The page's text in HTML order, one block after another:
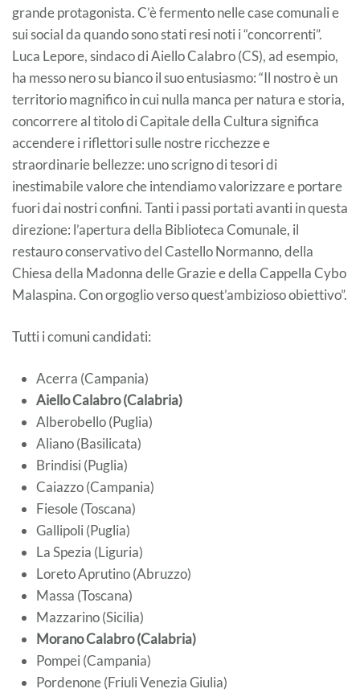
grande protagonista. C’è fermento nelle case comunali e
sui social da quando sono stati resi noti i “concorrenti”.
Luca Lepore, sindaco di Aiello Calabro (CS), ad esempio,
ha messo nero su bianco il suo entusiasmo: “Il nostro è un
territorio magnifico in cui nulla manca per natura e storia,
concorrere al titolo di Capitale della Cultura significa
accendere i riflettori sulle nostre ricchezze e
straordinarie bellezze: uno scrigno di tesori di
inestimabile valore che intendiamo valorizzare e portare
fuori dai nostri confini. Tanti i passi portati avanti in questa
direzione: l’apertura della Biblioteca Comunale, il
restauro conservativo del Castello Normanno, della
Chiesa della Madonna delle Grazie e della Cappella Cybo
Malaspina. Con orgoglio verso quest’ambizioso obiettivo”.
Tutti i comuni candidati:
Acerra (Campania)
Aiello Calabro (Calabria)
Alberobello (Puglia)
Aliano (Basilicata)
Brindisi (Puglia)
Caiazzo (Campania)
Fiesole (Toscana)
Gallipoli (Puglia)
La Spezia (Liguria)
Loreto Aprutino (Abruzzo)
Massa (Toscana)
Mazzarino (Sicilia)
Morano Calabro (Calabria)
Pompei (Campania)
Pordenone (Friuli Venezia Giulia)